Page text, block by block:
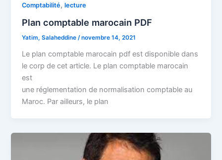
Comptabilité,lecture
Plan comptable marocain PDF
Yatim, Salaheddine/novembre 14, 2021
Le plan comptable marocain pdf est disponible dans
le corp de cet article. Le plan comptable marocain
est
une réglementation de normalisation comptable au
Maroc. Par ailleurs, le plan